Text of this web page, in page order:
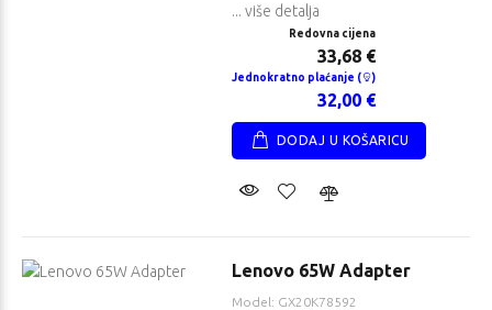
... više detalja
Redovna cijena
33,68 €
Jednokratno plaćanje ( )
32,00 €
DODAJ U KOŠARICU
Lenovo 65W Adapter
Model: GX20K78592